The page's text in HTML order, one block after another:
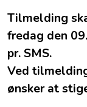
Tilmelding
fredag den
pr. SMS.
Ved
ønsker at